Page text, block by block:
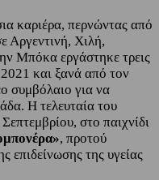
καριέρα, περνώντας από
Αργεντινή, Χιλή,
Μπόκα εργάστηκε τρεις
και ξανά από τον
συμβόλαιο για να
Η τελευταία του
στο παιχνίδι
, προτού
επιδείνωσης της υγείας